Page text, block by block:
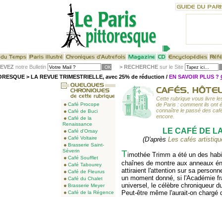
notre Bulletin > RECHERCHEsur le Site
> LA REVUE TRIMESTRIELLE, avec 25% de réduction / EN SAVOIR PLUS ?
Café Procope
Café de Buci
Café de la
Renaissance
Café d'Orsay
Café Voltaire
Brasserie Saint-
Séverin
Café Soufflet
Café Tabourey
Café de Fleurus
Café du Chalet
Brasserie Meyer
Café de la Régence
Cette rubrique vous livre
de Paris : comment ils ont
connaître le passé des
encore.
LE CAFÉ DE
(D'après Les cafés
Timothée Trimm a été un des
chaînes de montre aux anneaux
attiraient l'attention sur sa
un moment donné, si l'Académie
universel, le célèbre chroniqueur
Peut-être même l'aurait-on chargé